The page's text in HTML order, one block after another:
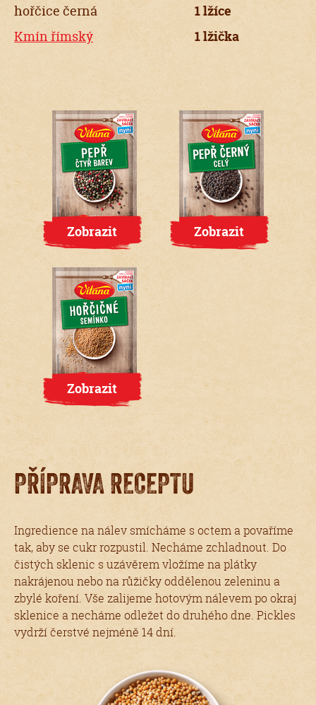
hořčice černá
1 lžíce
Kmín římský
1 lžička
Zobrazit Zobrazit
Zobrazit
PŘÍPRAVA RECEPTU
Ingredience na nálev smícháme s octem a povaříme
tak, aby se cukr rozpustil. Necháme zchladnout. Do
čistých sklenic s uzávěrem vložíme na plátky
nakrájenou nebo na růžičky oddělenou zeleninu a
zbylé koření. Vše zalijeme hotovým nálevem po okraj
sklenice a necháme odležet do druhého dne. Pickles
vydrží čerstvé nejméně 14 dní.